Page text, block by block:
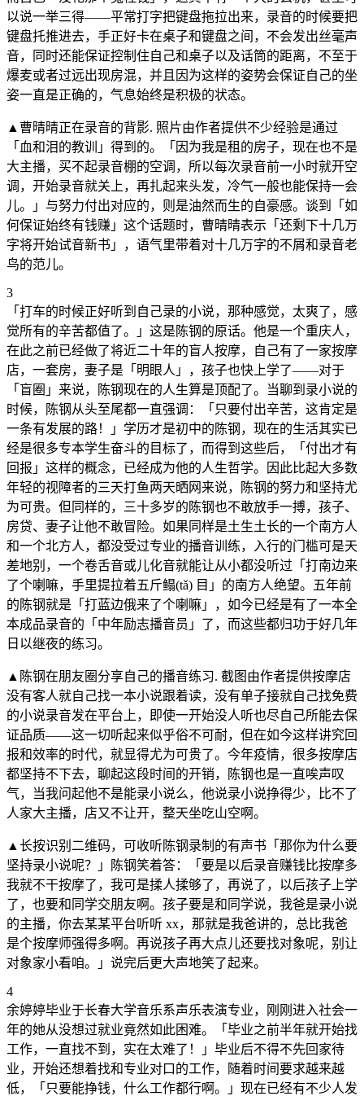
以说一举三得——平常打字把键盘拖拉出来，录音的时候要把
键盘托推进去，手正好卡在桌子和键盘之间，不会发出丝毫声
音，同时还能保证控制住自己和桌子以及话筒的距离，不至于
爆麦或者过远出现房混，并且因为这样的姿势会保证自己的坐
姿一直是正确的，气息始终是积极的状态。
▲曹晴晴正在录音的背影. 照片由作者提供不少经验是通过
「血和泪的教训」得到的。「因为我是租的房子，现在也不是
大主播，买不起录音棚的空调，所以每次录音前一小时就开空
调，开始录音就关上，再扎起来头发，冷气一般也能保持一会
儿。」与努力付出对应的，则是油然而生的自豪感。谈到「如
何保证始终有钱赚」这个话题时，曹晴晴表示「还剩下十几万
字将开始试音新书」，语气里带着对十几万字的不屑和录音老
鸟的范儿。
3
「打车的时候正好听到自己录的小说，那种感觉，太爽了，感
觉所有的辛苦都值了。」这是陈钢的原话。他是一个重庆人，
在此之前已经做了将近二十年的盲人按摩，自己有了一家按摩
店，一套房，妻子是「明眼人」，孩子也快上学了——对于
「盲圈」来说，陈钢现在的人生算是顶配了。当聊到录小说的
时候，陈钢从头至尾都一直强调：「只要付出辛苦，这肯定是
一条有发展的路！」学历才是初中的陈钢，现在的生活其实已
经是很多专本学生奋斗的目标了，而得到这些后，「付出才有
回报」这样的概念，已经成为他的人生哲学。因此比起大多数
年轻的视障者的三天打鱼两天晒网来说，陈钢的努力和坚持尤
为可贵。但同样的，三十多岁的陈钢也不敢放手一搏，孩子、
房贷、妻子让他不敢冒险。如果同样是土生土长的一个南方人
和一个北方人，都没受过专业的播音训练，入行的门槛可是天
差地别，一个卷舌音或儿化音就能让从小都没听过「打南边来
了个喇嘛，手里提拉着五斤鳎(tǎ) 目」的南方人绝望。五年前
的陈钢就是「打蓝边俄来了个喇嘛」，如今已经是有了一本全
本成品录音的「中年励志播音员」了，而这些都归功于好几年
日以继夜的练习。
▲陈钢在朋友圈分享自己的播音练习. 截图由作者提供按摩店
没有客人就自己找一本小说跟着读，没有单子接就自己找免费
的小说录音发在平台上，即使一开始没人听也尽自己所能去保
证品质——这一切听起来似乎俗不可耐，但在如今这样讲究回
报和效率的时代，就显得尤为可贵了。今年疫情，很多按摩店
都坚持不下去，聊起这段时间的开销，陈钢也是一直唉声叹
气，当我问起他不是能录小说么，他说录小说挣得少，比不了
人家大主播，店又不让开，整天坐吃山空啊。
▲长按识别二维码，可收听陈钢录制的有声书「那你为什么要
坚持录小说呢？」陈钢笑着答：「要是以后录音赚钱比按摩多
我就不干按摩了，我可是揉人揉够了，再说了，以后孩子上学
了，也要和同学交朋友啊。孩子要是和同学说，我爸是录小说
的主播，你去某某平台听听 xx，那就是我爸讲的，总比我爸
是个按摩师强得多啊。再说孩子再大点儿还要找对象呢，别让
对象家小看咱。」说完后更大声地笑了起来。
4
余婷婷毕业于长春大学音乐系声乐表演专业，刚刚进入社会一
年的她从没想过就业竟然如此困难。「毕业之前半年就开始找
工作，一直找不到，实在太难了！」毕业后不得不先回家待
业，开始还想着找和专业对口的工作，随着时间要求越来越
低，「只要能挣钱，什么工作都行啊。」现在已经有不少人发